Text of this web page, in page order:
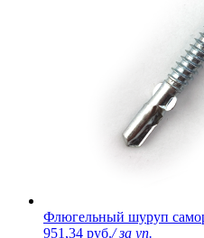
Флюгельный шуруп
951,34 руб./ за уп.